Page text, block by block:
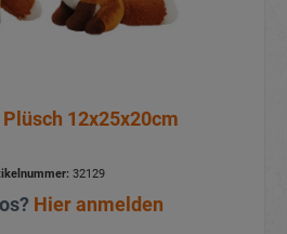
Plüsch 12x25x20cm
32129
Hier anmelden